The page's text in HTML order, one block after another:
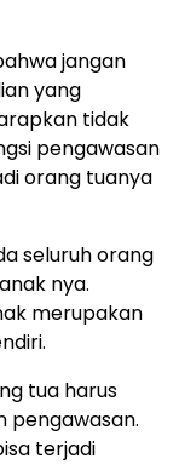
jangan
yang
tidak
pengawasan
orang tuanya
seluruh orang
nya.
merupakan
tua harus
pengawasan.
terjadi